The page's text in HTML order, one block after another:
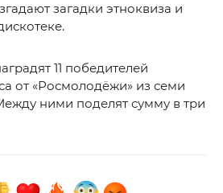
загадки этноквиза и
11 победителей
от «Росмолодёжи» из семи
ними поделят сумму в три